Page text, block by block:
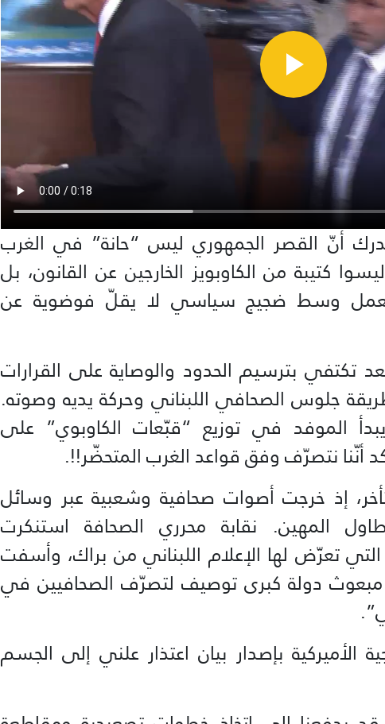
أنّ القصر الجمهوري ليس “حانة” في الغرب
كتيبة من الكاوبويز الخارجين عن القانون، بل
وسط ضجيج سياسي لا يقلّ فوضوية عن
تعد تكتفي بترسيم الحدود والوصاية على القرارات
جلوس الصحافي اللبناني وحركة يديه وصوته.
الموفد في توزيع “قبّعات الكاوبوي” على
أنّنا نتصرّف وفق قواعد الغرب المتحضّر!!.
إذ خرجت أصوات صحافية وشعبية عبر وسائل
المهين. نقابة محرري الصحافة استنكرت
التي تعرّض لها الإعلام اللبناني من براك، وأسفت
دولة كبرى توصيف لتصرّف الصحافيين في
الأميركية بإصدار بيان اعتذار علني إلى الجسم